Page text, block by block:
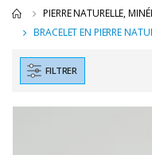
PIERRE NATURELLE,
BRACELET EN PIERRE
FILTRER